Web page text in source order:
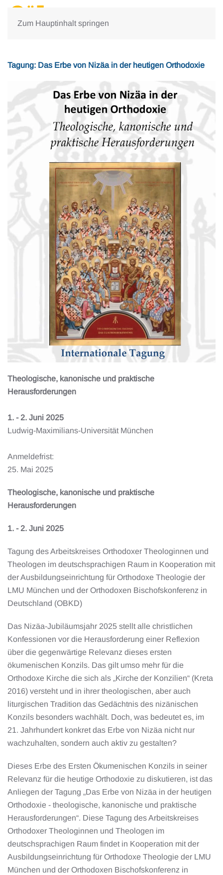
Zum Hauptinhalt springen
Tagung: Das Erbe von Nizäa in der heutigen Orthodoxie
Theologische, kanonische und praktische
Herausforderungen
1. - 2. Juni 2025
Ludwig-Maximilians-Universität München
Anmeldefrist:
25. Mai 2025
Theologische, kanonische und praktische
Herausforderungen
1. - 2. Juni 2025
Tagung des Arbeitskreises Orthodoxer Theologinnen und
Theologen im deutschsprachigen Raum in Kooperation mit
der Ausbildungseinrichtung für Orthodoxe Theologie der
LMU München und der Orthodoxen Bischofskonferenz in
Deutschland (OBKD)
Das Nizäa-Jubiläumsjahr 2025 stellt alle christlichen
Konfessionen vor die Herausforderung einer Reflexion
über die gegenwärtige Relevanz dieses ersten
ökumenischen Konzils. Das gilt umso mehr für die
Orthodoxe Kirche die sich als „Kirche der Konzilien“ (Kreta
2016) versteht und in ihrer theologischen, aber auch
liturgischen Tradition das Gedächtnis des nizänischen
Konzils besonders wachhält. Doch, was bedeutet es, im
21. Jahrhundert konkret das Erbe von Nizäa nicht nur
wachzuhalten, sondern auch aktiv zu gestalten?
Dieses Erbe des Ersten Ökumenischen Konzils in seiner
Relevanz für die heutige Orthodoxie zu diskutieren, ist das
Anliegen der Tagung „Das Erbe von Nizäa in der heutigen
Orthodoxie - theologische, kanonische und praktische
Herausforderungen“. Diese Tagung des Arbeitskreises
Orthodoxer Theologinnen und Theologen im
deutschsprachigen Raum findet in Kooperation mit der
Ausbildungseinrichtung für Orthodoxe Theologie der LMU
München und der Orthodoxen Bischofskonferenz in